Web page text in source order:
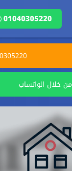
01040305220
خلال الواتساب